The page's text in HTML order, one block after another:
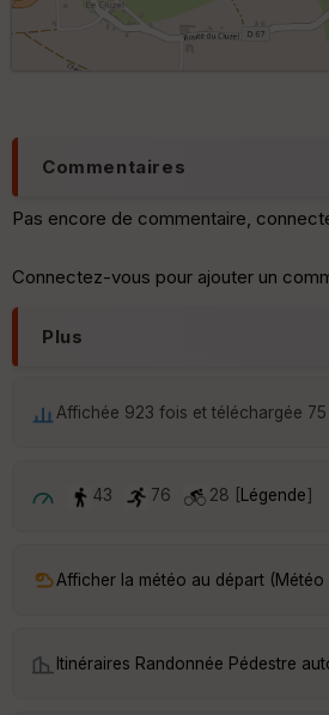
Commentaires
Pas encore de commentaire,
Connectez-vous pour ajouter un
Plus
Affichée 923 fois et téléchargée 75
43 76 28 [ Légende]
Afficher la météo au départ (Météo
Itinéraires Randonnée Pédestre